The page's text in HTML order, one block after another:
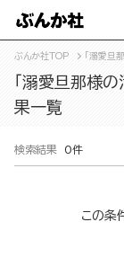
ぶんか社TOP 「溺愛旦
「溺愛旦那様
果一覧
検索結果 0件
この条